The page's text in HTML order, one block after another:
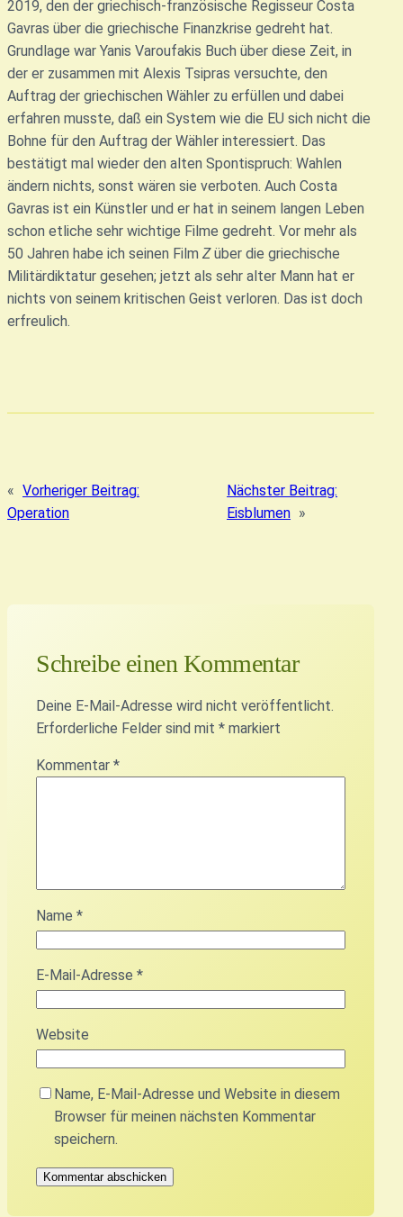
2019, den der griechisch-französische Regisseur Costa
Gavras über die griechische Finanzkrise gedreht hat.
Grundlage war Yanis Varoufakis Buch über diese Zeit, in
der er zusammen mit Alexis Tsipras versuchte, den
Auftrag der griechischen Wähler zu erfüllen und dabei
erfahren musste, daß ein System wie die EU sich nicht die
Bohne für den Auftrag der Wähler interessiert. Das
bestätigt mal wieder den alten Spontispruch: Wahlen
ändern nichts, sonst wären sie verboten. Auch Costa
Gavras ist ein Künstler und er hat in seinem langen Leben
schon etliche sehr wichtige Filme gedreht. Vor mehr als
50 Jahren habe ich seinen Film Züber die griechische
Militärdiktatur gesehen; jetzt als sehr alter Mann hat er
nichts von seinem kritischen Geist verloren. Das ist doch
erfreulich.
« Vorheriger Beitrag:
Operation
Nächster Beitrag:
Eisblumen »
Schreibe einen Kommentar
Deine E-Mail-Adresse wird nicht veröffentlicht.
Erforderliche Felder sind mit * markiert
Kommentar *
Name *
E-Mail-Adresse *
Website
Name, E-Mail-Adresse und Website in diesem
Browser für meinen nächsten Kommentar
speichern.